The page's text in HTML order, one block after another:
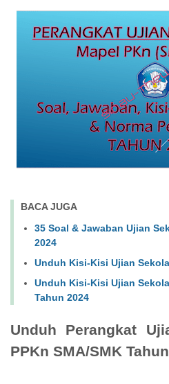
BACA JUGA
35 Soal & Jawaban Ujian
2024
Unduh Kisi-Kisi Ujian
Unduh Kisi-Kisi Ujian
Tahun 2024
Unduh Perangkat
PPKn SMA/SMK